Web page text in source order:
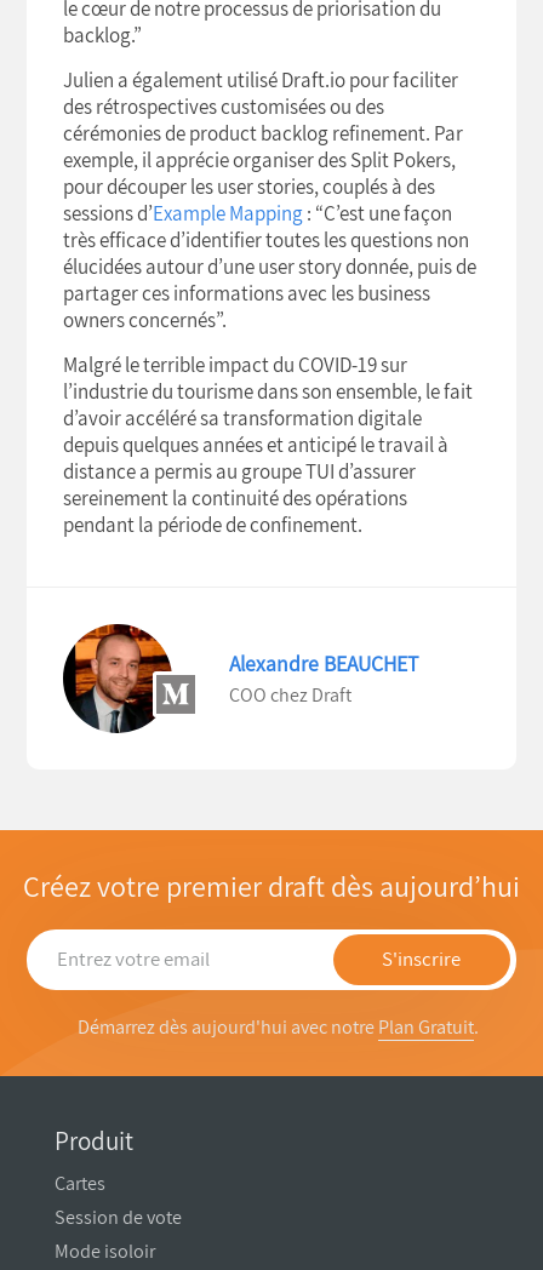
le cœur de notre processus de priorisation du
backlog.”
Julien a également utilisé Draft.io pour faciliter
des rétrospectives customisées ou des
cérémonies de product backlog refinement. Par
exemple, il apprécie organiser des Split Pokers,
pour découper les user stories, couplés à des
sessions d’ExampleMapping: “C’est une façon
très efficace d’identifier toutes les questions non
élucidées autour d’une user story donnée, puis de
partager ces informations avec les business
owners concernés”.
Malgré le terrible impact du COVID-19 sur
l’industrie du tourisme dans son ensemble, le fait
d’avoir accéléré sa transformation digitale
depuis quelques années et anticipé le travail à
distance a permis au groupe TUI d’assurer
sereinement la continuité des opérations
pendant la période de confinement.
Alexandre BEAUCHET
COO chez Draft
Créez votre premier draft dès aujourd’hui
S'inscrire
Démarrez dès aujourd'hui avec notrePlan Gratuit.
Produit
Cartes
Session de vote
Mode isoloir